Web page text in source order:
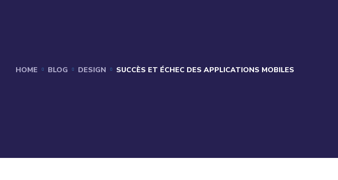
HOME BLOG DESIGN SUCCÈS ET ÉCHEC DES APPLICATIONS MOBILES